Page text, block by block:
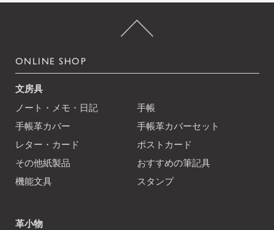
ONLINE SHOP
文房具
ノート・メモ・日記
手帳
手帳革カバー
手帳革カバーセット
レター・カード
ポストカード
その他紙製品
おすすめの筆記具
機能文具
スタンプ
革小物